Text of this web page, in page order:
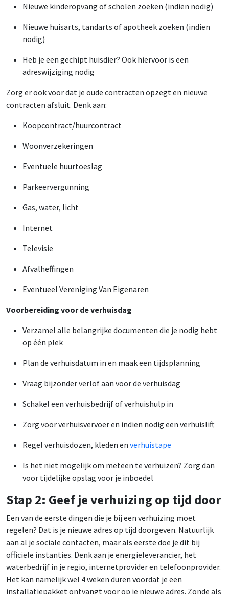
Nieuwe kinderopvang of scholen zoeken (indien nodig)
Nieuwe huisarts, tandarts of apotheek zoeken (indien
nodig)
Heb je een gechipt huisdier? Ook hiervoor is een
adreswijziging nodig
Zorg er ook voor dat je oude contracten opzegt en nieuwe
contracten afsluit. Denk aan:
Koopcontract/huurcontract
Woonverzekeringen
Eventuele huurtoeslag
Parkeervergunning
Gas, water, licht
Internet
Televisie
Afvalheffingen
Eventueel Vereniging Van Eigenaren
Voorbereiding voor de verhuisdag
Verzamel alle belangrijke documenten die je nodig hebt
op één plek
Plan de verhuisdatum in en maak een tijdsplanning
Vraag bijzonder verlof aan voor de verhuisdag
Schakel een verhuisbedrijf of verhuishulp in
Zorg voor verhuisvervoer en indien nodig een verhuislift
Regel verhuisdozen, kleden en verhuistape
Is het niet mogelijk om meteen te verhuizen? Zorg dan
voor tijdelijke opslag voor je inboedel
Stap 2: Geef je verhuizing op tijd door
Een van de eerste dingen die je bij een verhuizing moet
regelen? Dat is je nieuwe adres op tijd doorgeven. Natuurlijk
aan al je sociale contacten, maar als eerste doe je dit bij
officiële instanties. Denk aan je energieleverancier, het
waterbedrijf in je regio, internetprovider en telefoonprovider.
Het kan namelijk wel 4 weken duren voordat je een
installatiepakket ontvangt voor op je nieuwe adres. Zonde als